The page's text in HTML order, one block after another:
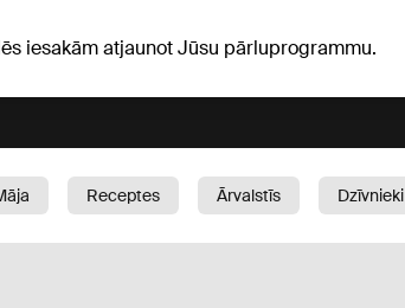
iesakām atjaunot Jūsu pārluprogrammu.
Receptes Ārvalstīs Dzīvnieki